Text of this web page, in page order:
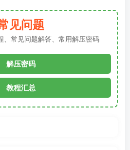
见问题
、常见问题解答、常用解压密码
解压密码
教程汇总